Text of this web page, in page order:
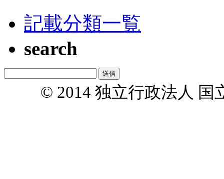
記載分類一覧
search
© 2014 独立行政法人 国